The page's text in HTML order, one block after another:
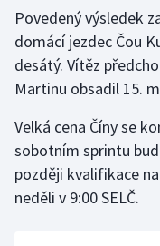
Moderní pětiboj
Motorsport
Olympijské hry
Parasport
Plavání
Povedený výsledek
domácí jezdec Čou
desátý. Vítěz
Martinu obsadil 15.
Velká cena Číny se
sobotním sprintu
později kvalifikace
neděli v 9:00 SELČ.